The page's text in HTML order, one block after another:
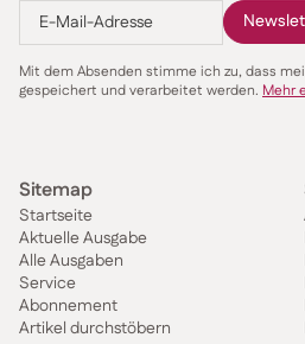
Mit dem Absenden stimme ich zu, dass
gespeichert und verarbeitet werden. Mehr
Sitemap
Startseite
Aktuelle Ausgabe
Alle Ausgaben
Service
Abonnement
Artikel durchstöbern